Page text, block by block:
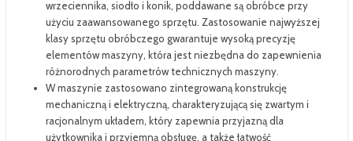
wrzeciennika, siodło i konik, poddawane są obróbce przy
użyciu zaawansowanego sprzętu. Zastosowanie najwyższej
klasy sprzętu obróbczego gwarantuje wysoką precyzję
elementów maszyny, która jest niezbędna do zapewnienia
różnorodnych parametrów technicznych maszyny.
W maszynie zastosowano zintegrowaną konstrukcję
mechaniczną i elektryczną, charakteryzującą się zwartym i
racjonalnym układem, który zapewnia przyjazną dla
użytkownika i przyjemną obsługę, a także łatwość